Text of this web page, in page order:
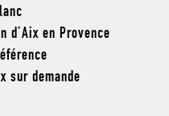
d’Aix en Provence
sur demande